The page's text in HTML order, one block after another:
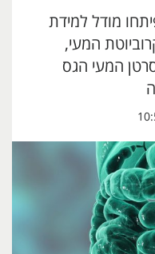
מודל למידת
המעי,
ממקרי סרטן המעי הגס